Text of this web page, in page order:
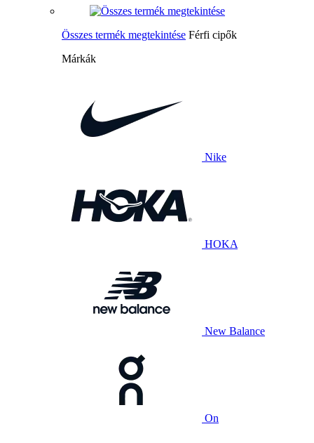
Összes termék megtekintése Férfi cipők
Márkák
Nike
HOKA
New Balance
On